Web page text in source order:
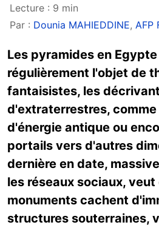
Lecture : 9 min
Par : Dounia MAHIEDDINE, AFP
Les pyramides en
régulièrement l'objet de
fantaisistes, les
d'extraterrestres,
d'énergie antique ou
portails vers d'autres
dernière en date,
les réseaux sociaux, veut
monuments cachent
structures souterraines,